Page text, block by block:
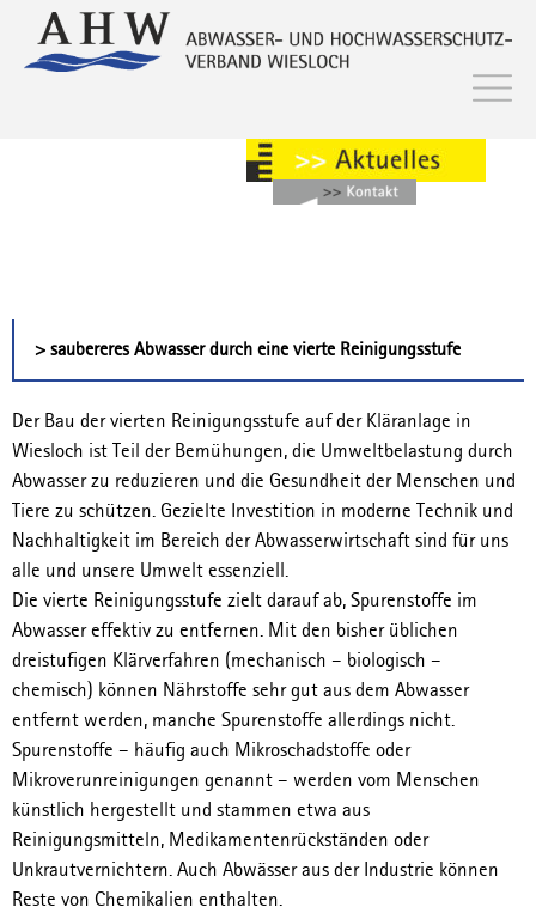
> saubereres Abwasser durch eine vierte Reinigungsstufe
Der Bau der vierten Reinigungsstufe auf der Kläranlage in
Wiesloch ist Teil der Bemühungen, die Umweltbelastung durch
Abwasser zu reduzieren und die Gesundheit der Menschen und
Tiere zu schützen. Gezielte Investition in moderne Technik und
Nachhaltigkeit im Bereich der Abwasserwirtschaft sind für uns
alle und unsere Umwelt essenziell.
Die vierte Reinigungsstufe zielt darauf ab, Spurenstoffe im
Abwasser effektiv zu entfernen. Mit den bisher üblichen
dreistufigen Klärverfahren (mechanisch – biologisch –
chemisch) können Nährstoffe sehr gut aus dem Abwasser
entfernt werden, manche Spurenstoffe allerdings nicht.
Spurenstoffe – häufig auch Mikroschadstoffe oder
Mikroverunreinigungen genannt – werden vom Menschen
künstlich hergestellt und stammen etwa aus
Reinigungsmitteln, Medikamentenrückständen oder
Unkrautvernichtern. Auch Abwässer aus der Industrie können
Reste von Chemikalien enthalten.